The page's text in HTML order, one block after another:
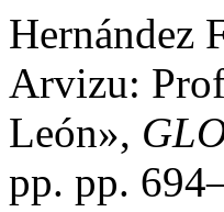
Hernández
Arvizu:
León»,
pp. pp.